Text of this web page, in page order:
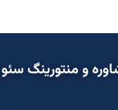
و منتورینگ